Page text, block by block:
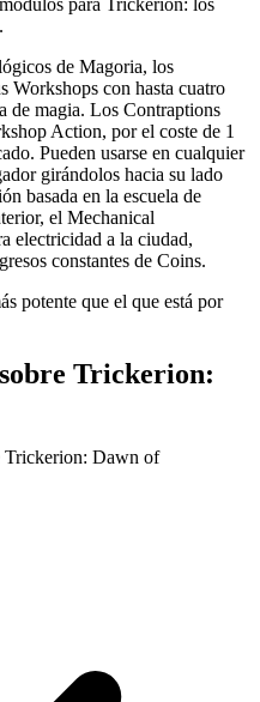
para Trickerion: los
de Magoria, los
Workshops con hasta cuatro
de magia. Los Contraptions
Action, por el coste de 1
Pueden usarse en cualquier
girándolos hacia su lado
basada en la escuela de
el Mechanical
electricidad a la ciudad,
constantes de Coins.
potente que el que está por
Trickerion:
Trickerion: Dawn of